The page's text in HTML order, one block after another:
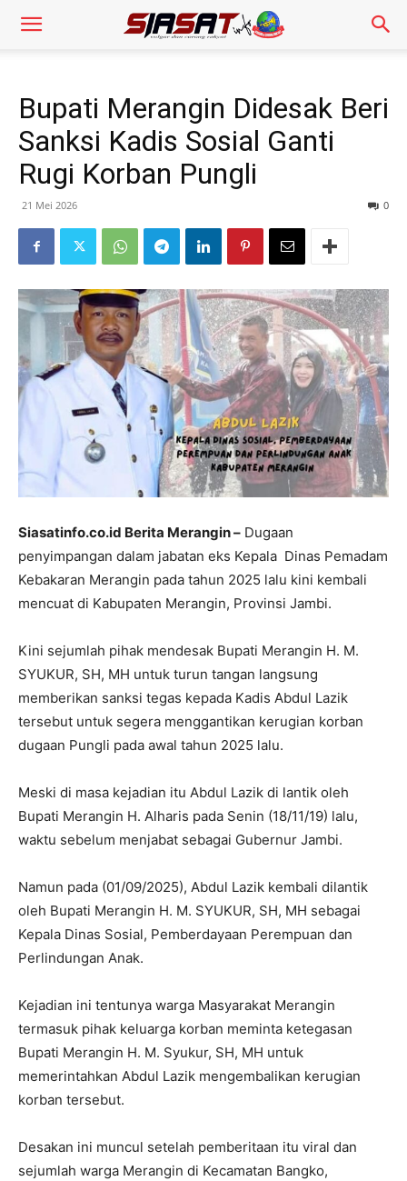
Bupati Merangin Didesak Beri
Sanksi Kadis Sosial Ganti
Rugi Korban Pungli
21 Mei 2026 0
Siasatinfo.co.id Berita Merangin – Dugaan
penyimpangan dalam jabatan eks Kepala Dinas Pemadam
Kebakaran Merangin pada tahun 2025 lalu kini kembali
mencuat di Kabupaten Merangin, Provinsi Jambi.
Kini sejumlah pihak mendesak Bupati Merangin H. M.
SYUKUR, SH, MH untuk turun tangan langsung
memberikan sanksi tegas kepada Kadis Abdul Lazik
tersebut untuk segera menggantikan kerugian korban
dugaan Pungli pada awal tahun 2025 lalu.
Meski di masa kejadian itu Abdul Lazik di lantik oleh
Bupati Merangin H. Alharis pada Senin (18/11/19) lalu,
waktu sebelum menjabat sebagai Gubernur Jambi.
Namun pada (01/09/2025), Abdul Lazik kembali dilantik
oleh Bupati Merangin H. M. SYUKUR, SH, MH sebagai
Kepala Dinas Sosial, Pemberdayaan Perempuan dan
Perlindungan Anak.
Kejadian ini tentunya warga Masyarakat Merangin
termasuk pihak keluarga korban meminta ketegasan
Bupati Merangin H. M. Syukur, SH, MH untuk
memerintahkan Abdul Lazik mengembalikan kerugian
korban tersebut.
Desakan ini muncul setelah pemberitaan itu viral dan
sejumlah warga Merangin di Kecamatan Bangko,